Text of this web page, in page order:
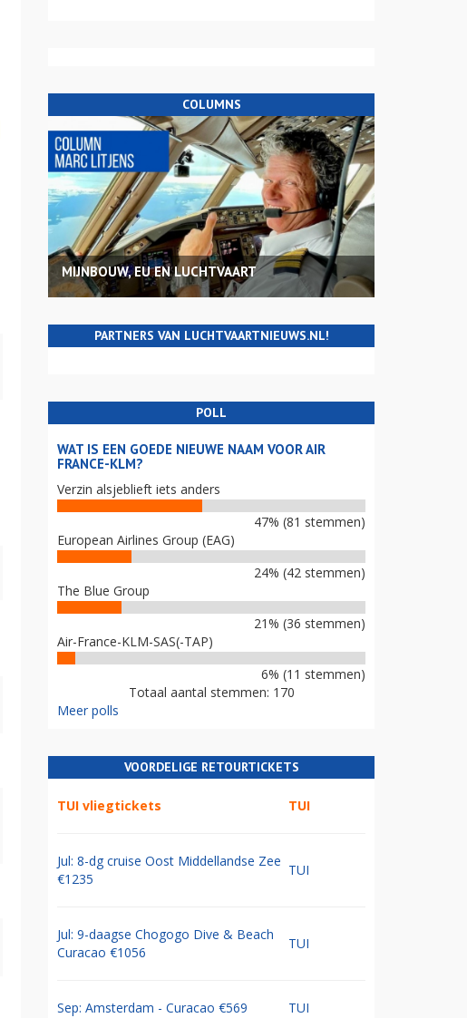
COLUMNS
MIJNBOUW, EU EN LUCHTVAART
PARTNERS VAN LUCHTVAARTNIEUWS.NL!
POLL
WAT IS EEN GOEDE NIEUWE NAAM VOOR AIR
FRANCE-KLM?
Verzin alsjeblieft iets anders
47% (81 stemmen)
European Airlines Group (EAG)
24% (42 stemmen)
The Blue Group
21% (36 stemmen)
Air-France-KLM-SAS(-TAP)
6% (11 stemmen)
Totaal aantal stemmen: 170
Meer polls
VOORDELIGE RETOURTICKETS
TUI vliegtickets TUI
Jul: 8-dg cruise Oost Middellandse Zee
€1235
TUI
Jul: 9-daagse Chogogo Dive & Beach
Curacao €1056
TUI
Sep: Amsterdam - Curacao €569 TUI